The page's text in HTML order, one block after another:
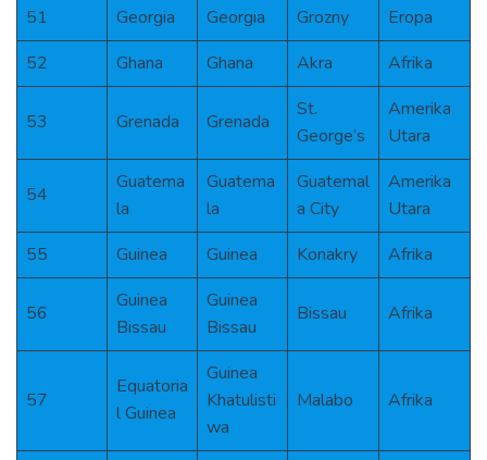
51
Georgia Georgia Grozny
Eropa
52
Ghana Ghana Akra Afrika
53 Grenada Grenada
St.
George’s
Amerika
Utara
54
Guatema
la
Guatema
la
Guatemal
a City
Amerika
Utara
55
Guinea Guinea Konakry Afrika
56
Guinea
Bissau
Guinea
Bissau
Bissau Afrika
57
Equatoria
l Guinea
Guinea
Khatulisti
wa
Malabo Afrika